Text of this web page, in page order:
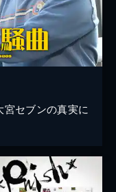
セブンの真実に